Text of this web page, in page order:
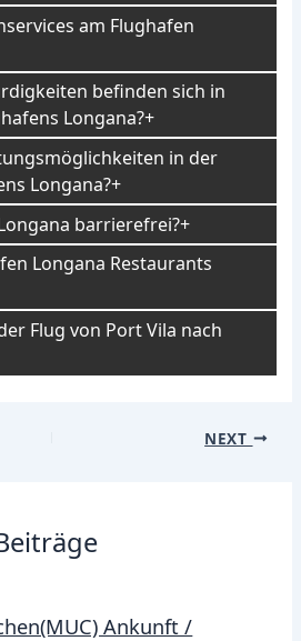
am Flughafen
befinden sich in
Longana?
in der
Longana?
barrierefrei?
Longana Restaurants
Flug von Port Vila nach
NEXT
Ankunft /